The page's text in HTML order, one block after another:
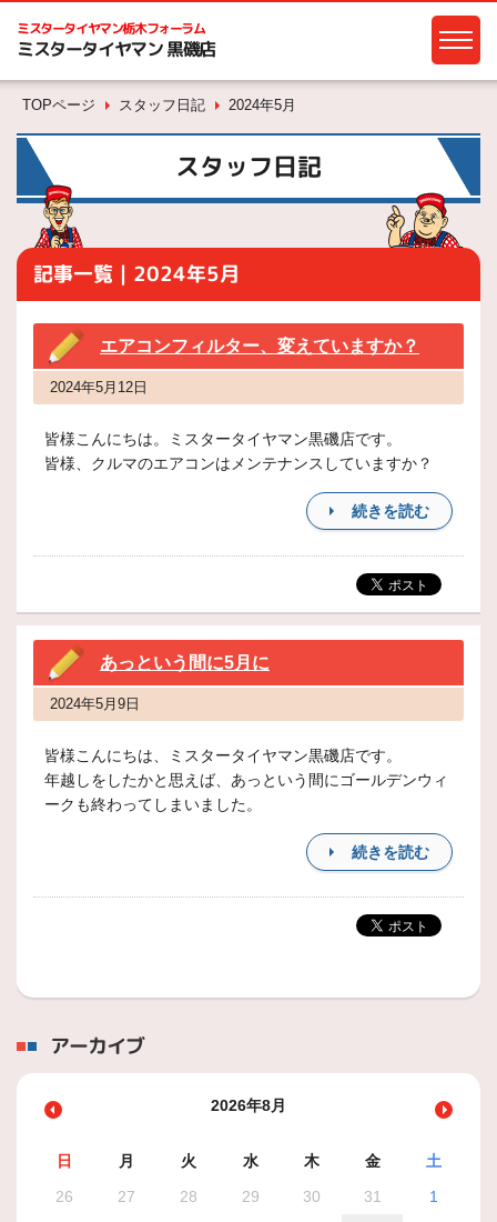
ミスタータイヤマン栃木フォーラム
ミスタータイヤマン 黒磯店
TOPページ スタッフ日記 2024年5月
スタッフ日記
記事一覧｜2024年5月
エアコンフィルター、変えていますか？
2024年5月12日
皆様こんにちは。ミスタータイヤマン黒磯店です。
皆様、クルマのエアコンはメンテナンスしていますか？
続きを読む
あっという間に5月に
2024年5月9日
皆様こんにちは、ミスタータイヤマン黒磯店です。
年越しをしたかと思えば、あっという間にゴールデンウィ
ークも終わってしまいました。
続きを読む
アーカイブ
2026年8月
日 月 火 水 木 金
土
26
27 28 29 30 31
1